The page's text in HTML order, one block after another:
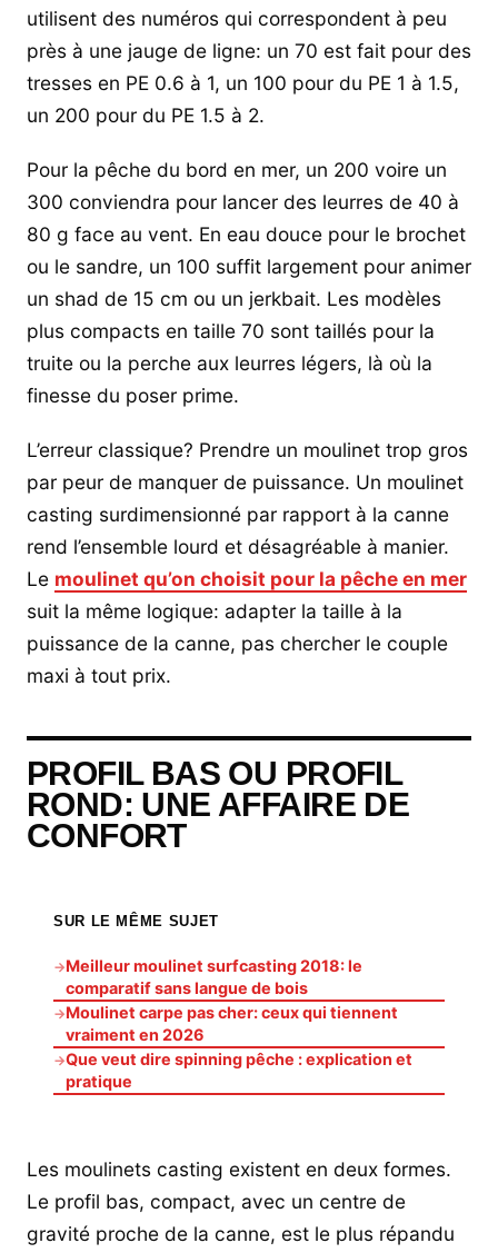
utilisent des numéros qui correspondent à peu
près à une jauge de ligne: un 70 est fait pour des
tresses en PE 0.6 à 1, un 100 pour du PE 1 à 1.5,
un 200 pour du PE 1.5 à 2.
Pour la pêche du bord en mer, un 200 voire un
300 conviendra pour lancer des leurres de 40 à
80 g face au vent. En eau douce pour le brochet
ou le sandre, un 100 suffit largement pour animer
un shad de 15 cm ou un jerkbait. Les modèles
plus compacts en taille 70 sont taillés pour la
truite ou la perche aux leurres légers, là où la
finesse du poser prime.
L’erreur classique? Prendre un moulinet trop gros
par peur de manquer de puissance. Un moulinet
casting surdimensionné par rapport à la canne
rend l’ensemble lourd et désagréable à manier.
Le moulinet qu’on choisit pour la pêche en mer
suit la même logique: adapter la taille à la
puissance de la canne, pas chercher le couple
maxi à tout prix.
PROFIL BAS OU PROFIL
ROND: UNE AFFAIRE DE
CONFORT
SUR LE MÊME SUJET
→Meilleur moulinet surfcasting 2018: le
comparatif sans langue de bois
→Moulinet carpe pas cher: ceux qui tiennent
vraiment en 2026
→Que veut dire spinning pêche : explication et
pratique
Les moulinets casting existent en deux formes.
Le profil bas, compact, avec un centre de
gravité proche de la canne, est le plus répandu